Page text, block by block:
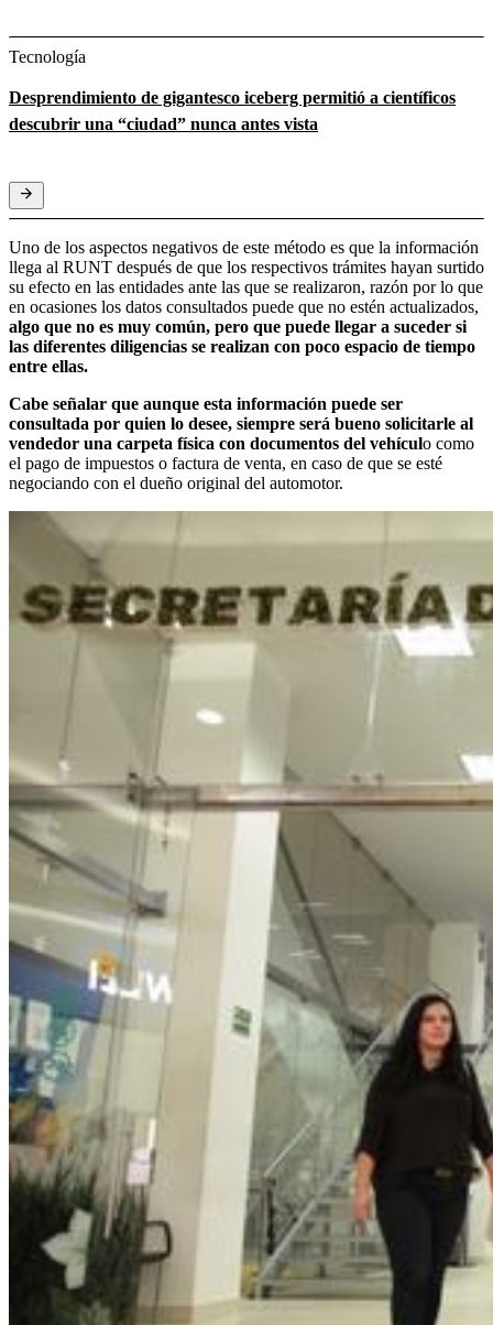
Tecnología
Desprendimiento de gigantesco iceberg permitió a científicos
descubrir una “ciudad” nunca antes vista
Uno de los aspectos negativos de este método es que la información
llega al RUNT después de que los respectivos trámites hayan surtido
su efecto en las entidades ante las que se realizaron, razón por lo que
en ocasiones los datos consultados puede que no estén actualizados,
algo que no es muy común, pero que puede llegar a suceder si
las diferentes diligencias se realizan con poco espacio de tiempo
entre ellas.
Cabe señalar que aunque esta información puede ser
consultada por quien lo desee, siempre será bueno solicitarle al
vendedor una carpeta física con documentos del vehículo como
el pago de impuestos o factura de venta, en caso de que se esté
negociando con el dueño original del automotor.